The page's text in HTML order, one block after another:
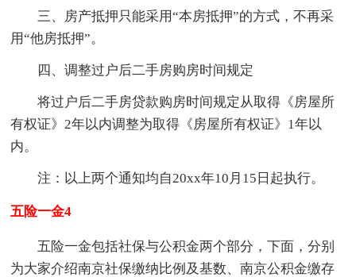
三、房产抵押只能采用“本房抵押”的方式，不再采
用“他房抵押”。
四、调整过户后二手房购房时间规定
将过户后二手房贷款购房时间规定从取得《房屋所
有权证》2年以内调整为取得《房屋所有权证》1年以
内。
注：以上两个通知均自20xx年10月15日起执行。
五险一金4
五险一金包括社保与公积金两个部分，下面，分别
为大家介绍南京社保缴纳比例及基数、南京公积金缴存